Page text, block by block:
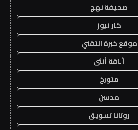
صحيفة نهج
كار نيوز
موقع خبرة التقني
أناقة أنثى
متورخ
مدسن
روتانا تسويق